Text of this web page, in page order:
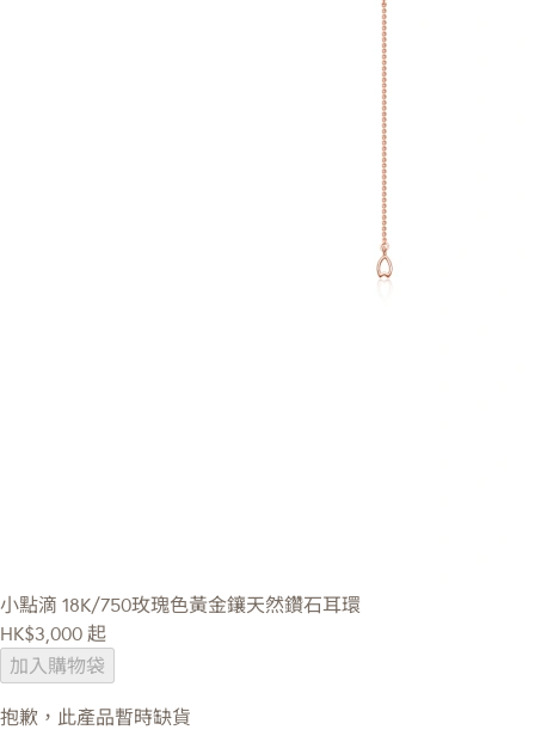
小點滴 18K/750玫瑰色黃金鑲天然鑽石耳環
HK$3,000 起
加入購物袋
抱歉，此產品暫時缺貨